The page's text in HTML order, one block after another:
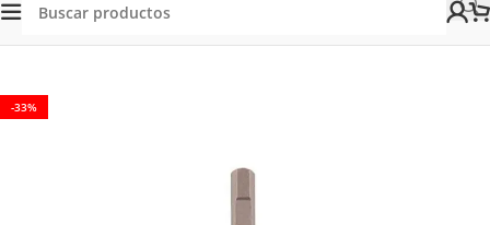
MANUALES CINCELES
-33%